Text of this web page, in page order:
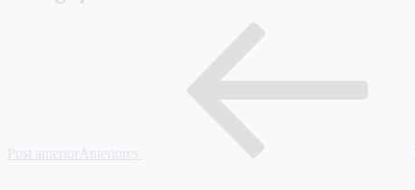
Post anterior Anteriores